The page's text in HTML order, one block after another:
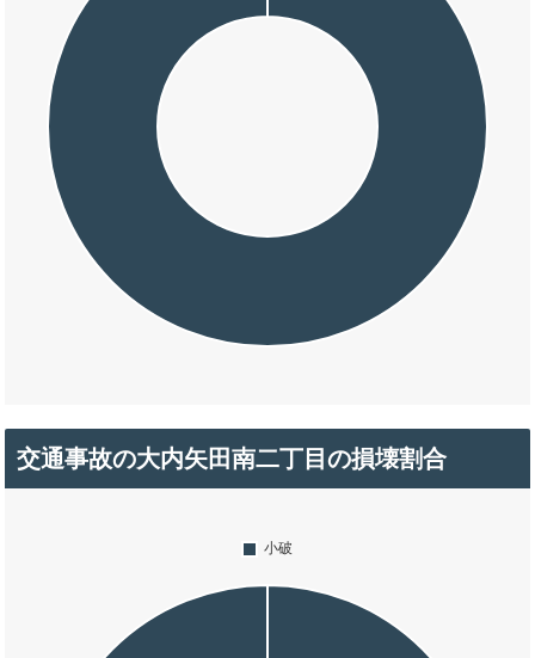
交通事故の大内矢田南二丁目の損壊割合